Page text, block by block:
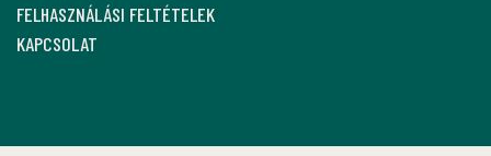
FELHASZNÁLÁSI FELTÉTELEK
KAPCSOLAT